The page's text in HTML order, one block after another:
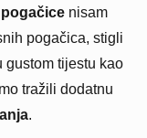
nisam
pogačica, stigli
gustom tijestu kao
tražili dodatnu
.